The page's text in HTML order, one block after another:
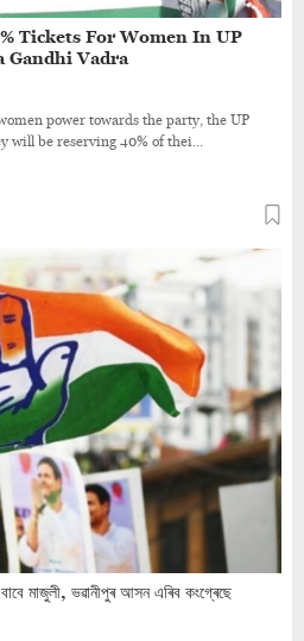
Tickets For Women In UP
Gandhi Vadra
power towards the party, the UP
will be reserving 40% of thei...
মাজুলী, ভৱানীপুৰ আসন এৰিব কংগ্ৰেছে